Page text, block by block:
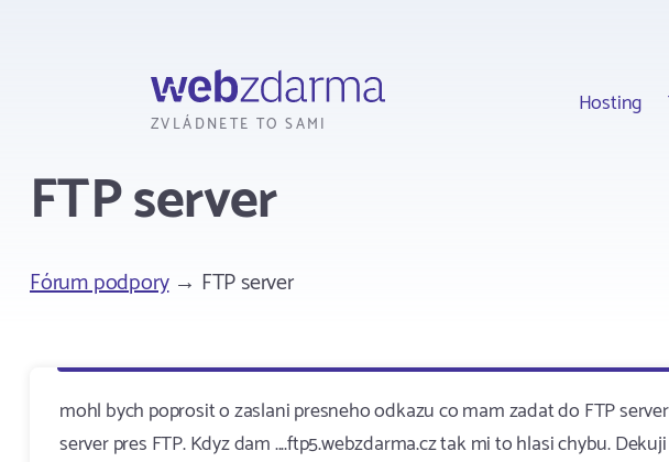
ZVLÁDNETE TO SAMI
Hosting
FTP server
Fórum podpory→ FTP server
mohl bych poprosit o zaslani presneho odkazu co mam zadat do FTP
server pres FTP. Kdyz dam ....ftp5.webzdarma.cz tak mi to hlasi chybu.